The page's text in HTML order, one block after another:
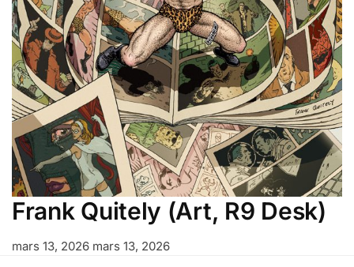
Frank Quitely (Art, R9 Desk)
mars 13, 2026 mars 13, 2026